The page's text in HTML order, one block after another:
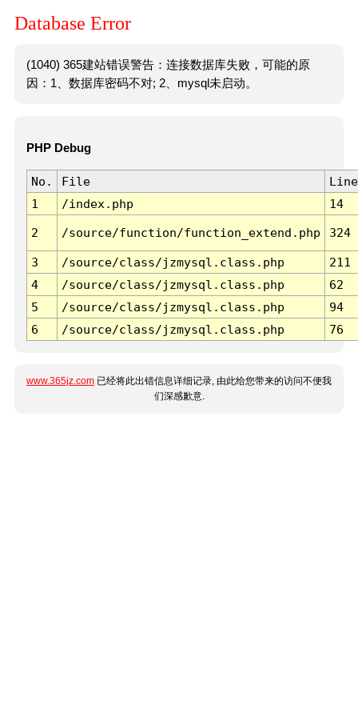
Database Error
(1040) 365建站错误警告：连接数据库失败，可能的原
因：1、数据库密码不对; 2、mysql未启动。
PHP Debug
No. File
Line
1
/index.php 14
2 /source/function/function_extend.php 324
3 /source/class/jzmysql.class.php
211
4
/source/class/jzmysql.class.php
62
5
/source/class/jzmysql.class.php
94
6
/source/class/jzmysql.class.php 76
www.365jz.com 已经将此出错信息详细记录, 由此给您带来的访问不便我
们深感歉意.